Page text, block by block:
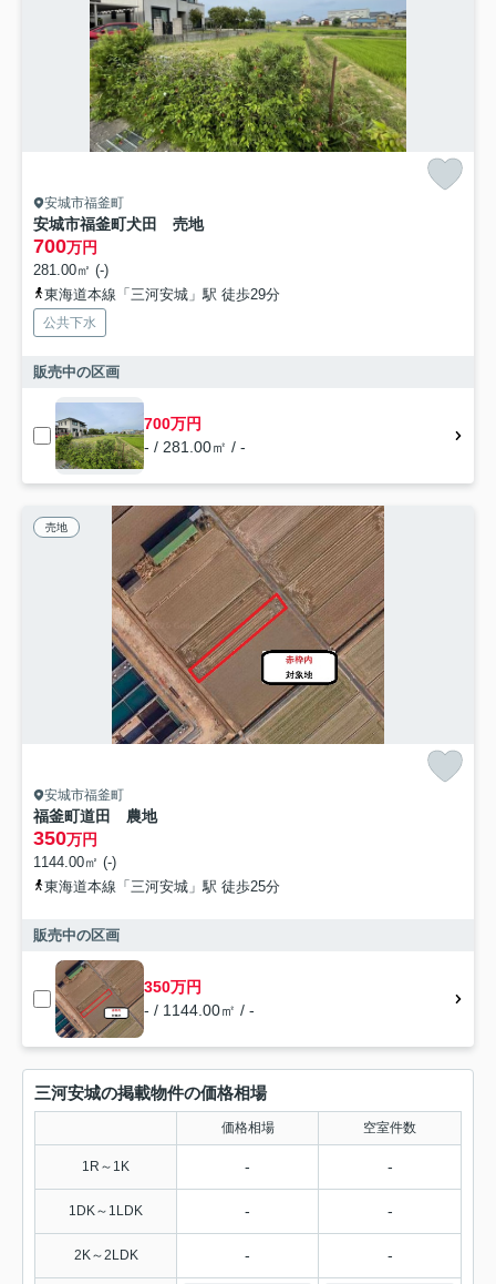
安城市福釜町
安城市福釜町犬田 売地
700万円
281.00㎡ (-)
東海道本線「三河安城」駅 徒歩29分
公共下水
販売中の区画
700万円
- / 281.00㎡ / -
売地
安城市福釜町
福釜町道田 農地
350万円
1144.00㎡ (-)
東海道本線「三河安城」駅 徒歩25分
販売中の区画
350万円
- / 1144.00㎡ / -
三河安城の掲載物件の価格相場
価格相場 空室件数
1R～1K - -
1DK～1LDK - -
2K～2LDK - -